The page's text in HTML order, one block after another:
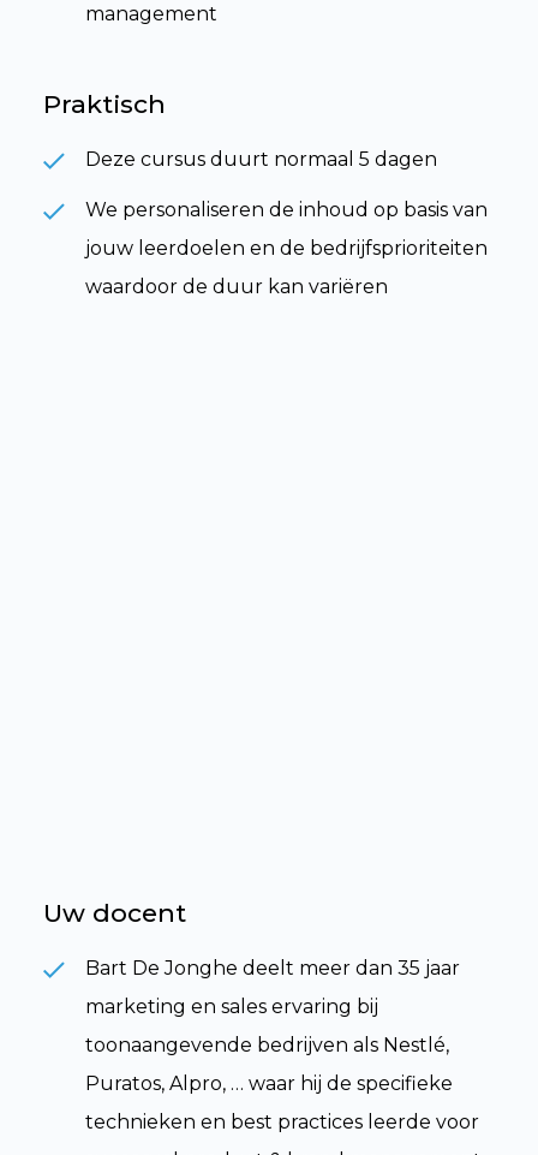
management
Praktisch
Deze cursus duurt normaal 5 dagen
We personaliseren de inhoud op basis van
jouw leerdoelen en de bedrijfsprioriteiten
waardoor de duur kan variëren
Uw docent
Bart De Jonghe deelt meer dan 35 jaar
marketing en sales ervaring bij
toonaangevende bedrijven als Nestlé,
Puratos, Alpro, … waar hij de specifieke
technieken en best practices leerde voor